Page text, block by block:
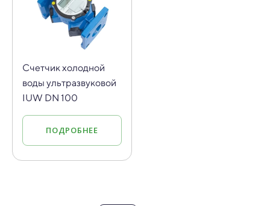
Счетчик холодной
воды ультразвуковой
IUW DN 100
ПОДРОБНЕЕ